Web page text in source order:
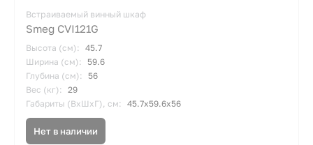
Встраиваемый винный шкаф
Smeg CVI121G
Высота (см): 45.7
Ширина (см):
59.6
Глубина (см):
56
Вес (кг): 29
Габариты (ВхШхГ), см: 45.7х59.6х56
Нет в наличии